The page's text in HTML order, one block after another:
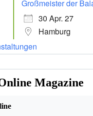
Großmeister der
30 Apr. 27
Hamburg
Magazine